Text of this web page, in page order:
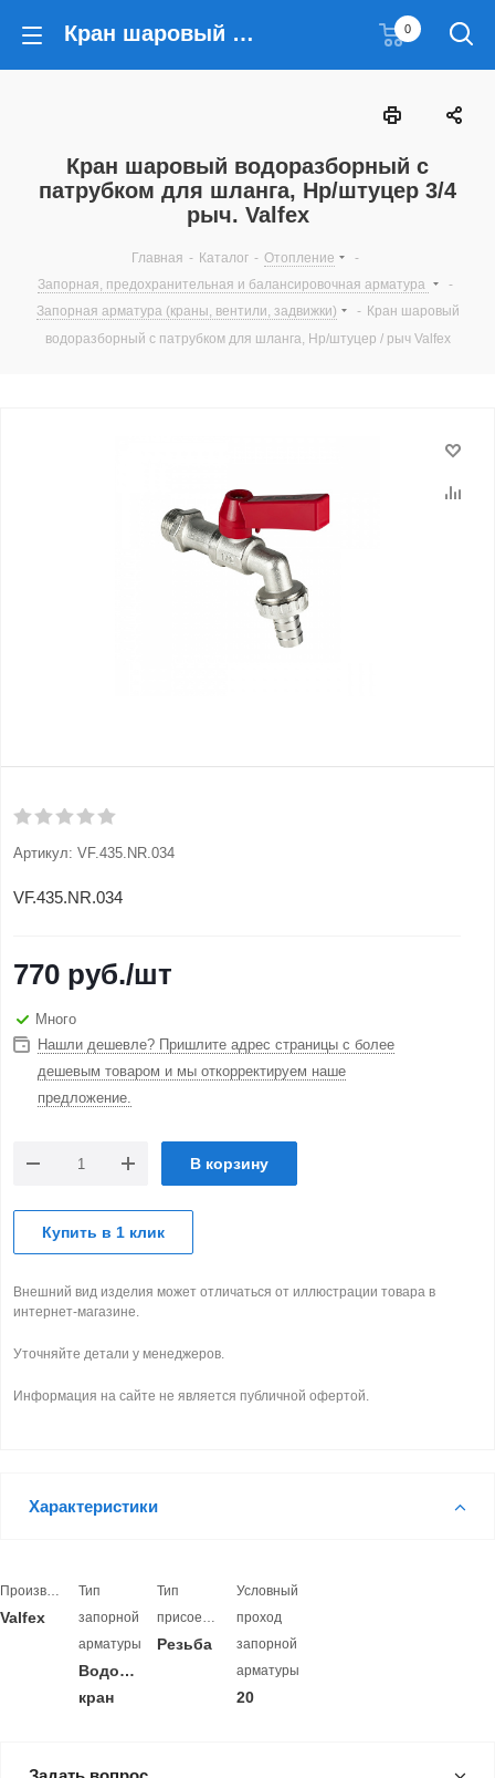
Кран шаровый водоразборный с патрубком для шланга, Нр/штуцер 3/4 рыч. Valfex 0
Кран шаровый водоразборный с
патрубком для шланга, Нр/штуцер 3/4
рыч. Valfex
Главная - Каталог - Отопление
-
Запорная, предохранительная и балансировочная арматура
-
Запорная арматура (краны, вентили, задвижки)
- Кран шаровый
водоразборный с патрубком для шланга, Нр/штуцер / рыч Valfex
Артикул: VF.435.NR.034
VF.435.NR.034
770 руб./шт
Много
Нашли дешевле? Пришлите адрес страницы с более
дешевым товаром и мы откорректируем наше
предложение.
В корзину
Купить в 1 клик
Внешний вид изделия может отличаться от иллюстрации товара в
интернет-магазине.
Уточняйте детали у менеджеров.
Информация на сайте не является публичной офертой.
Характеристики
Производитель
Valfex
Тип
запорной
арматуры
Водоразборный
кран
Тип
присоединения
Резьба
Условный
проход
запорной
арматуры
20